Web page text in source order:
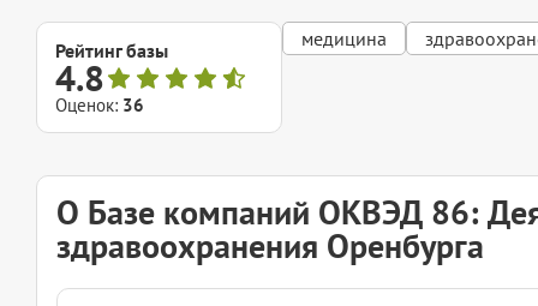
Рейтинг базы
4.8
Оценок: 36
медицина
О Базе компаний ОКВЭД 86:
здравоохранения Оренбурга